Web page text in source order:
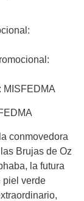
MISFEDMA
conmovedora
Brujas de Oz
la futura
piel verde